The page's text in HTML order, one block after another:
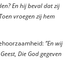
En hij beval dat zij
vroegen zij hem
‘’En wij
Die God gegeven